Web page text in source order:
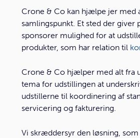
Crone & Co kan hjælpe jer med
samlingspunkt. Et sted der giver
sponsorer mulighed for at
produkter, som har relation til
Crone & Co hjælper med alt fra
tema for udstillingen at
udstillerne til koordinering af
servicering og fakturering.
Vi skræddersyr den løsning, som